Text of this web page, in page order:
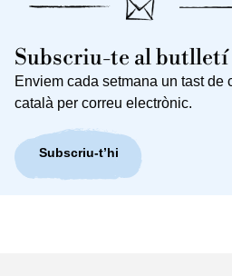
Subscriu-te al butlletí
Enviem cada setmana un tast de
català per correu electrònic.
Subscriu-t’hi